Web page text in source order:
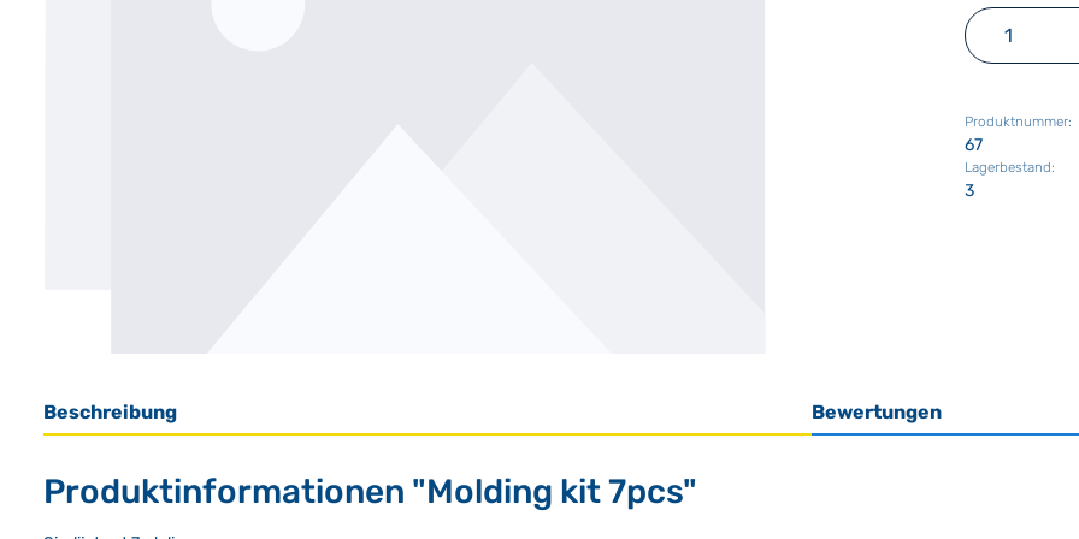
Produkt
Produktnummer:
67
Lagerbestand:
3
Beschreibung Bewertungen
Produktinformationen "Molding kit 7pcs"